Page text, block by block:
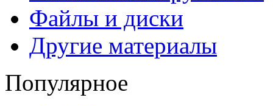
Файлы и диски
Другие материалы
Популярное